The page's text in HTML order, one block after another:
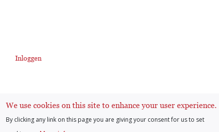
User
menu
Inloggen
We use cookies on this site to enhance your user experience.
By clicking any link on this page you are giving your consent for us to set